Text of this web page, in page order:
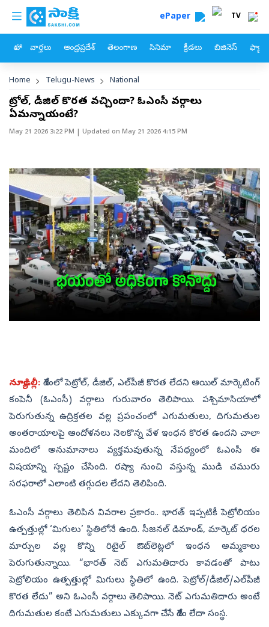
Skip to main content
custom menu ePaper TV
హోం వార్తలు ఆంధ్రప్రదేశ్ తెలంగాణ సినిమా క్రీడలు బిజినెస్
Breadcrumb
Home Telugu-News National
పెట్రోల్‌, డీజిల్‌ కొరత వచ్చిందా? ఓఎంసీ వర్గాలు
ఏమన్నాయంటే?
May 21 2026 3:22 PM | Updated on May 21 2026 4:15 PM
న్యూఢిల్లీ: దేశంలో పెట్రోల్‌, డీజిల్‌, ఎల్‌పీజీ కొరత లేదని ఆయిల్ మార్కెటింగ్
కంపెనీ (ఓఎంసీ) వర్గాలు గురువారం తెలిపాయి. పశ్చిమాసియాలో
పెరుగుతున్న ఉద్రిక్తతల వల్ల ప్రపంచంలో ఎగుమతులు, దిగుమతుల
అంతరాయాలపై ఆందోళనలు నెలకొన్న వేళ ఇంధన కొరత ఉందని చాలా
మందిలో అనుమానాలు వ్యక్తమవుతున్న నేపథ్యంలో ఓఎంసీ ఈ
విషయాన్ని స్పష్టం చేసింది. రష్యా నుంచి వస్తున్న ముడి చమురు
సరఫరాలో ఎలాంటి తగ్గుదల లేదని తెలిపింది.
ఓఎంసీ వర్గాలు తెలిపిన వివరాల ప్రకారం.. భారత్ ఇప్పటికీ పెట్రోలియం
ఉత్పత్తుల్లో ‘మిగులు’ స్థితిలోనే ఉంది. సీజనల్ డిమాండ్‌, మార్కెట్ ధరల
మార్పుల వల్ల కొన్ని రిటైల్ ఔట్‌లెట్లలో ఇంధన అమ్మకాలు
పెరుగుతున్నాయి. “భారత్ నెట్ ఎగుమతిదారు కావడంతో పాటు
పెట్రోలియం ఉత్పత్తుల్లో మిగులు స్థితిలో ఉంది. పెట్రోల్‌/డీజిల్‌/ఎల్‌పీజీ
కొరత లేదు” అని ఓఎంసీ వర్గాలు తెలిపాయి. నెట్ ఎగుమతిదారు అంటే
దిగుమతుల కంటే ఎగుమతులు ఎక్కువగా చేసే దేశం లేదా సంస్థ.